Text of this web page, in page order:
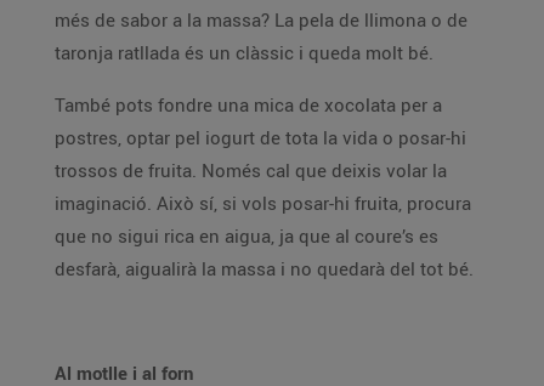
més de sabor a la massa? La pela de llimona o de
taronja ratllada és un clàssic i queda molt bé.
També pots fondre una mica de xocolata per a
postres, optar pel iogurt de tota la vida o posar-hi
trossos de fruita. Només cal que deixis volar la
imaginació. Això sí, si vols posar-hi fruita, procura
que no sigui rica en aigua, ja que al coure’s es
desfarà, aigualirà la massa i no quedarà del tot bé.
Al motlle i al forn